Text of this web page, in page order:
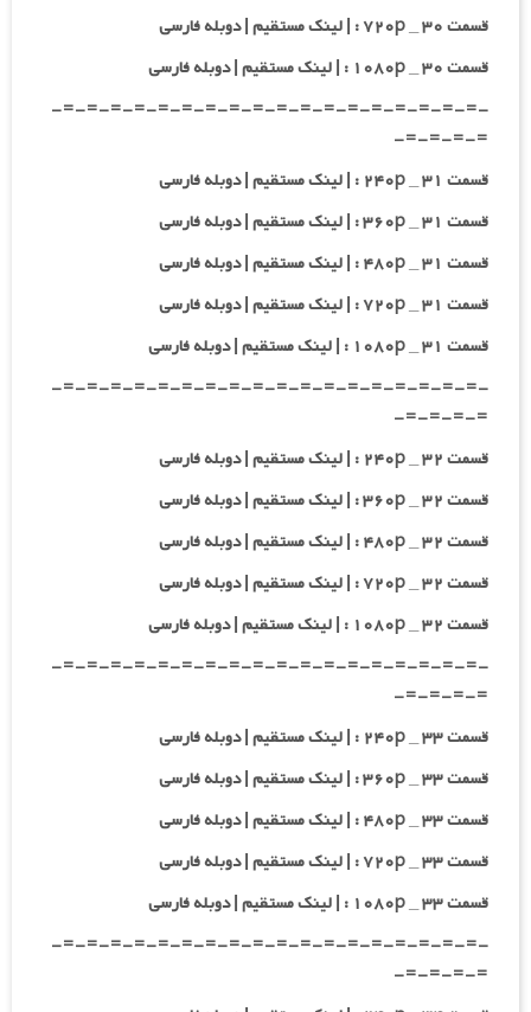
قسمت ۳۰ _ ۷۲۰p : | لینک مستقیم | دوبله فارسی
قسمت ۳۰ _ ۱۰۸۰p : | لینک مستقیم | دوبله فارسی
-=-=-=-=-=-=-=-=-=-=-=-=-=-=-=-=-=-=-
=-=-=-=-
قسمت ۳۱ _ ۲۴۰p : | لینک مستقیم | دوبله فارسی
قسمت ۳۱ _ ۳۶۰p : | لینک مستقیم | دوبله فارسی
قسمت ۳۱ _ ۴۸۰p : | لینک مستقیم | دوبله فارسی
قسمت ۳۱ _ ۷۲۰p : | لینک مستقیم | دوبله فارسی
قسمت ۳۱ _ ۱۰۸۰p : | لینک مستقیم | دوبله فارسی
-=-=-=-=-=-=-=-=-=-=-=-=-=-=-=-=-=-=-
=-=-=-=-
قسمت ۳۲ _ ۲۴۰p : | لینک مستقیم | دوبله فارسی
قسمت ۳۲ _ ۳۶۰p : | لینک مستقیم | دوبله فارسی
قسمت ۳۲ _ ۴۸۰p : | لینک مستقیم | دوبله فارسی
قسمت ۳۲ _ ۷۲۰p : | لینک مستقیم | دوبله فارسی
قسمت ۳۲ _ ۱۰۸۰p : | لینک مستقیم | دوبله فارسی
-=-=-=-=-=-=-=-=-=-=-=-=-=-=-=-=-=-=-
=-=-=-=-
قسمت ۳۳ _ ۲۴۰p : | لینک مستقیم | دوبله فارسی
قسمت ۳۳ _ ۳۶۰p : | لینک مستقیم | دوبله فارسی
قسمت ۳۳ _ ۴۸۰p : | لینک مستقیم | دوبله فارسی
قسمت ۳۳ _ ۷۲۰p : | لینک مستقیم | دوبله فارسی
قسمت ۳۳ _ ۱۰۸۰p : | لینک مستقیم | دوبله فارسی
-=-=-=-=-=-=-=-=-=-=-=-=-=-=-=-=-=-=-
=-=-=-=-